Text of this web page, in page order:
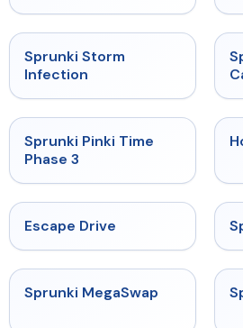
Sprunki Storm
Infection
★
Sprunki Pinki Time
Phase 3
Escape Drive
★ 4.5
Sprunki MegaSwap